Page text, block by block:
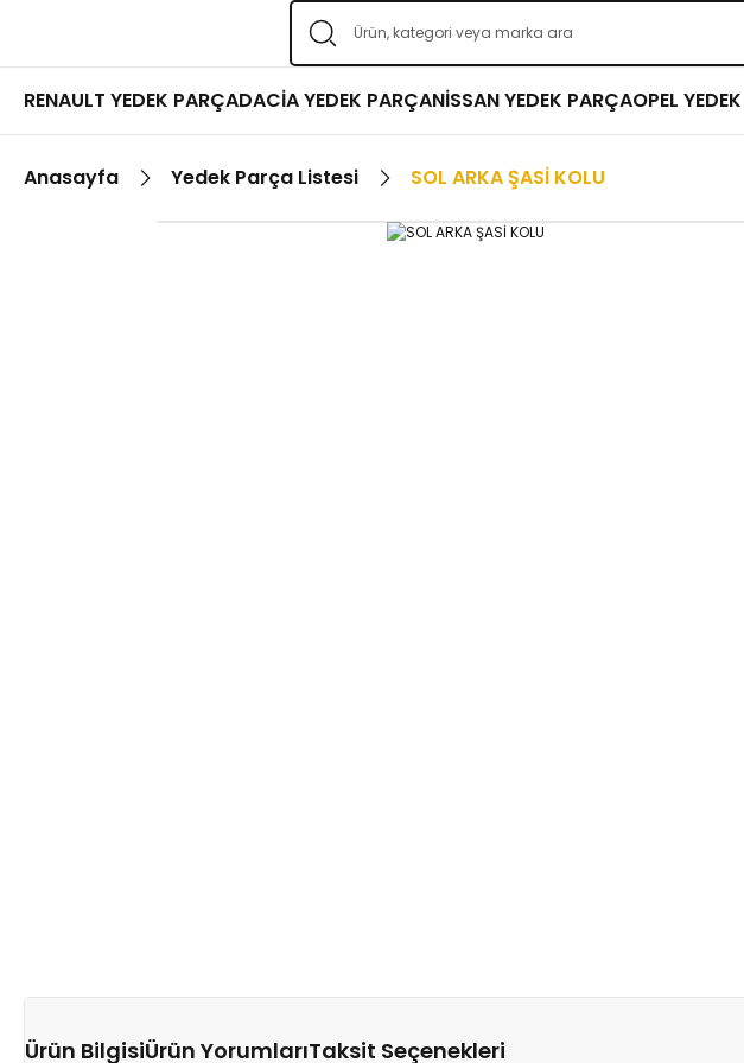
RENAULT YEDEK PARÇADACİA YEDEK PARÇANİSSAN YEDEK PARÇAOPEL
Anasayfa Yedek Parça Listesi SOL ARKA ŞASİ KOLU
Ürün BilgisiÜrün YorumlarıTaksit Seçenekleri